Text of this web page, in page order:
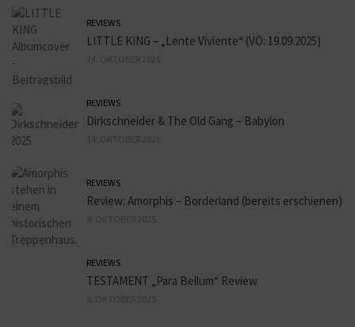
REVIEWS
LITTLE KING – „Lente Viviente“ (VÖ: 19.09.2025)
REVIEWS
Dirkschneider & The Old Gang – Babylon
REVIEWS
Review: Amorphis – Borderland (bereits erschienen)
REVIEWS
TESTAMENT „Para Bellum“ Review